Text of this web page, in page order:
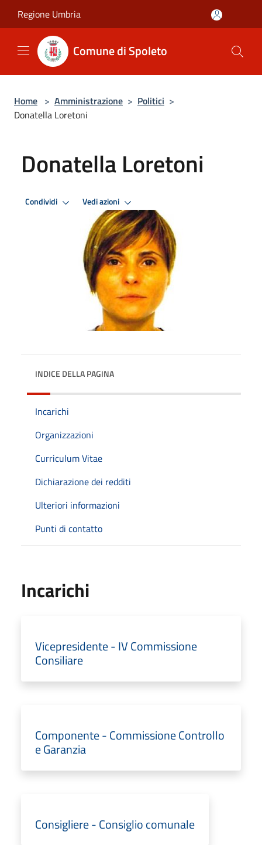
Regione Umbria
Comune di Spoleto
Home > Amministrazione > Politici >
Donatella Loretoni
Donatella Loretoni
Condividi Vedi azioni
INDICE DELLA PAGINA
Incarichi
Organizzazioni
Curriculum Vitae
Dichiarazione dei redditi
Ulteriori informazioni
Punti di contatto
Incarichi
Vicepresidente - IV Commissione
Consiliare
Componente - Commissione Controllo
e Garanzia
Consigliere - Consiglio comunale